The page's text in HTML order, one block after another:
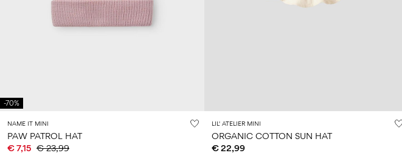
-70%
NAME IT MINI
PAW PATROL HAT
€ 7,15 € 23,99
LIL' ATELIER MINI
ORGANIC COTTON SUN HAT
€ 22,99